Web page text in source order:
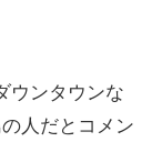
ウンタウンな
人だとコメン